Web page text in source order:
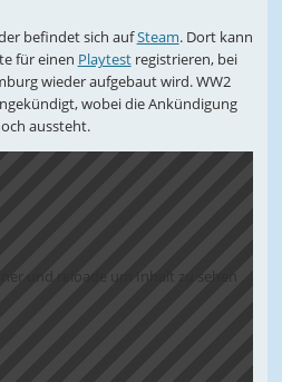
befindet sich aufSteam. Dort kann
für einen Playtestregistrieren, bei
wieder aufgebaut wird. WW2
wobei die Ankündigung
aussteht.
und reloade um Inhalt zu sehen